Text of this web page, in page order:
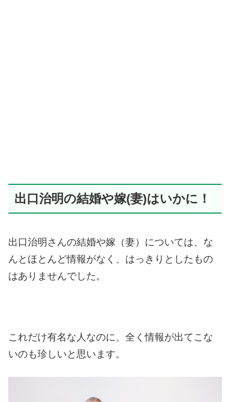
出口治明の結婚や嫁(妻)はいかに！
出口治明さんの結婚や嫁（妻）については、な
んとほとんど情報がなく、はっきりとしたもの
はありませんでした。
これだけ有名な人なのに、全く情報が出てこな
いのも珍しいと思います。